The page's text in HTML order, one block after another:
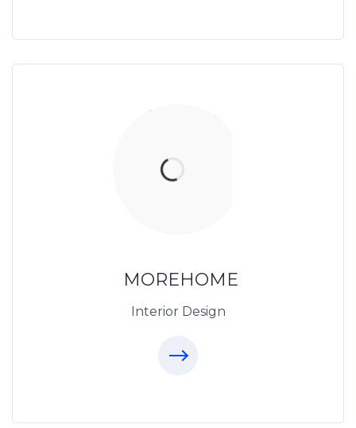
MOREHOME
Interior Design
Thiết Kế Nội Thất